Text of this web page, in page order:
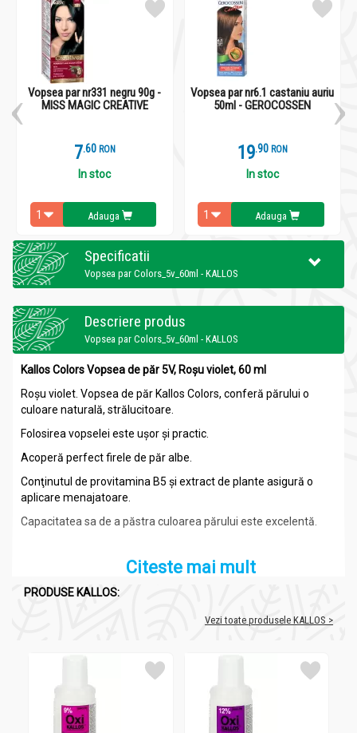
Vopsea par nr331 negru 90g -
MISS MAGIC CREATIVE
7.6 RON
In stoc
Adauga
Vopsea par nr6.1 castaniu auriu
50ml - GEROCOSSEN
19.9 RON
In stoc
Adauga
Specificatii
Vopsea par Colors_5v_60ml - KALLOS
Descriere produs
Vopsea par Colors_5v_60ml - KALLOS
Kallos Colors Vopsea de păr 5V, Roșu violet, 60 ml
Roșu violet. Vopsea de păr Kallos Colors, conferă părului o
culoare naturală, strălucitoare.
Folosirea vopselei este uşor şi practic.
Acoperă perfect firele de păr albe.
Conţinutul de provitamina B5 şi extract de plante asigură o
aplicare menajatoare.
Capacitatea sa de a păstra culoarea părului este excelentă.
Vopsea par Colors_5v_60ml - KALLOS
Provitamina B5 şi extract de plante.
Recomandari
Vopsea par Colors_5v_60ml - KALLOS
Citeste mai mult
PRODUSE KALLOS:
Vezi toate produsele KALLOS >